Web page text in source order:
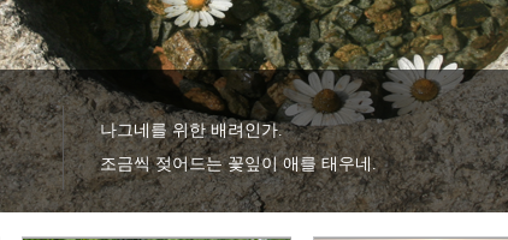
나그네를 위한 배려인가.
조금씩 젖어드는 꽃잎이 애를 태우네.